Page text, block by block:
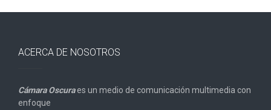
ACERCA DE NOSOTROS
Cámara Oscuraes un medio de comunicación multimedia con
enfoque